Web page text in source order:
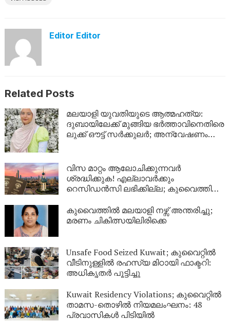
Editor Editor
Related Posts
മലയാളി യുവതിയുടെ ആത്മഹത്യ:
ദുബായിലേക്ക് മുങ്ങിയ ഭർത്താവിനെതിരെ
ലുക്ക് ഔട്ട് സർക്കുലർ; അന്വേഷണം
വിസ മാറ്റം ആലോചിക്കുന്നവർ
ശ്രദ്ധിക്കുക! എല്ലാവർക്കും
റെസിഡൻസി ലഭിക്കില്ല; കുവൈത്തിന്റെ
കുവൈത്തിൽ മലയാളി നഴ്സ് അന്തരിച്ചു;
മരണം ചികിത്സയിലിരിക്കെ
Unsafe Food Seized Kuwait; കുവൈറ്റിൽ
വീടിനുള്ളിൽ രഹസ്യ മിഠായി ഫാക്ടറി:
അധികൃതർ പൂട്ടിച്ചു
Kuwait Residency Violations; കുവൈറ്റിൽ
താമസ-തൊഴിൽ നിയമലംഘനം: 48
പ്രവാസികൾ പിടിയിൽ